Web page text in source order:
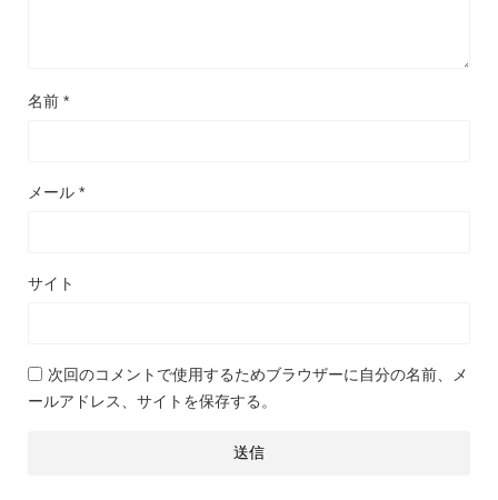
名前 *
メール *
サイト
次回のコメントで使用するためブラウザーに自分の名前、メ
ールアドレス、サイトを保存する。